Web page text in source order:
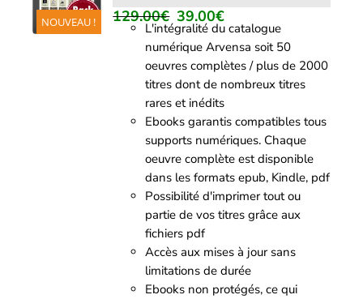
NOUVEAU !
/
DÉTAILS
129.00€ Le
prix
initial
était :
129.00€.
39.00€Le
prix
actuel
est :
39.00€.
L'intégralité du catalogue
numérique Arvensa soit 50
oeuvres complètes / plus de 2000
titres dont de nombreux titres
rares et inédits
Ebooks garantis compatibles tous
supports numériques. Chaque
oeuvre complète est disponible
dans les formats epub, Kindle, pdf
Possibilité d'imprimer tout ou
partie de vos titres grâce aux
fichiers pdf
Accès aux mises à jour sans
limitations de durée
Ebooks non protégés, ce qui